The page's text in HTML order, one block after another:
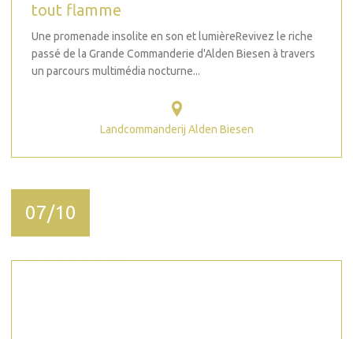
tout flamme
Une promenade insolite en son et lumièreRevivez le riche
passé de la Grande Commanderie d'Alden Biesen à travers
un parcours multimédia nocturne...
Landcommanderij Alden Biesen
07/10